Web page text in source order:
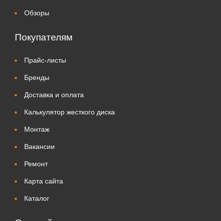
Обзоры
Покупателям
Прайс-листы
Бренды
Доставка и оплата
Калькулятор жесткого диска
Монтаж
Вакансии
Ремонт
Карта сайта
Каталог